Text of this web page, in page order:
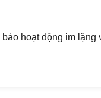
hoạt động im lặng